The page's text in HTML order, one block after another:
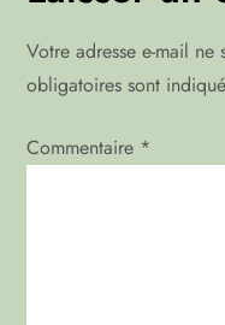
a
t
i
Votre adresse e-mail ne
obligatoires sont
Commentaire *